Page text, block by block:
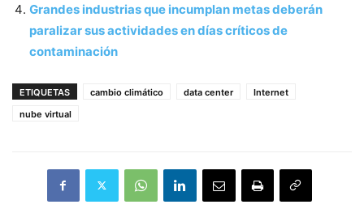
Grandes industrias que incumplan metas deberán
paralizar sus actividades en días críticos de
contaminación
ETIQUETAS cambio climático data center
Internet
nube virtual